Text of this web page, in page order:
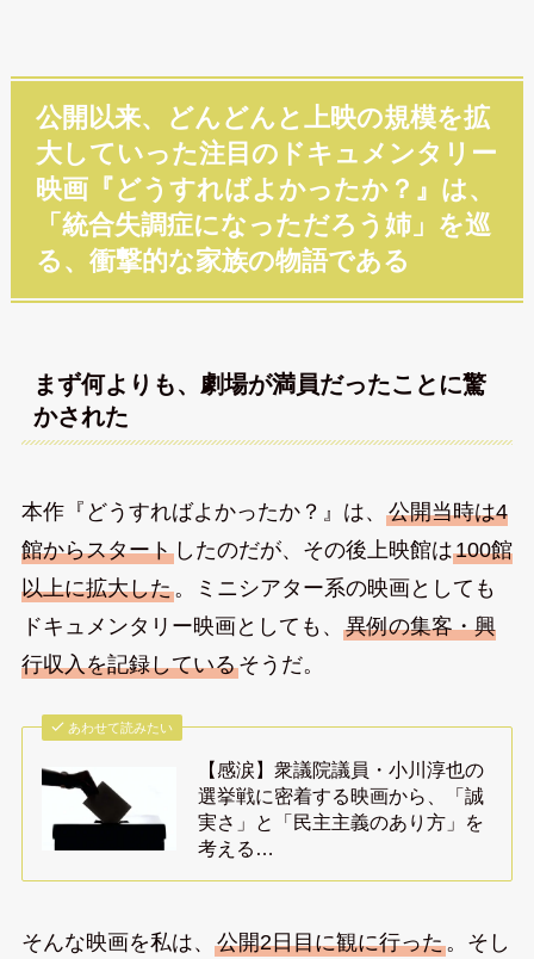
公開以来、どんどんと上映の規模を拡
大していった注目のドキュメンタリー
映画『どうすればよかったか？』は、
「統合失調症になっただろう姉」を巡
る、衝撃的な家族の物語である
まず何よりも、劇場が満員だったことに驚
かされた
本作『どうすればよかったか？』は、 公開当時は4
館からスタートしたのだが、その後上映館は100館
以上に拡大した。ミニシアター系の映画としても
ドキュメンタリー映画としても、 異例の集客・興
行収入を記録しているそうだ。
あわせて読みたい
【感涙】衆議院議員・小川淳也の
選挙戦に密着する映画から、「誠
実さ」と「民主主義のあり方」を
考える…
そんな映画を私は、 公開2日目に観に行った。そし